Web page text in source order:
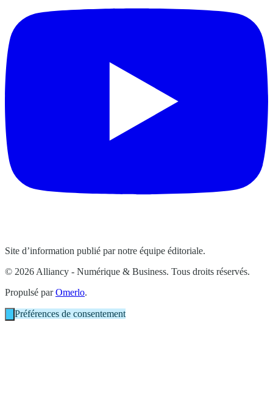
Site d’information publié par notre équipe éditoriale.
© 2026 Alliancy - Numérique & Business. Tous droits réservés.
Propulsé parOmerlo.
Préférences de consentement